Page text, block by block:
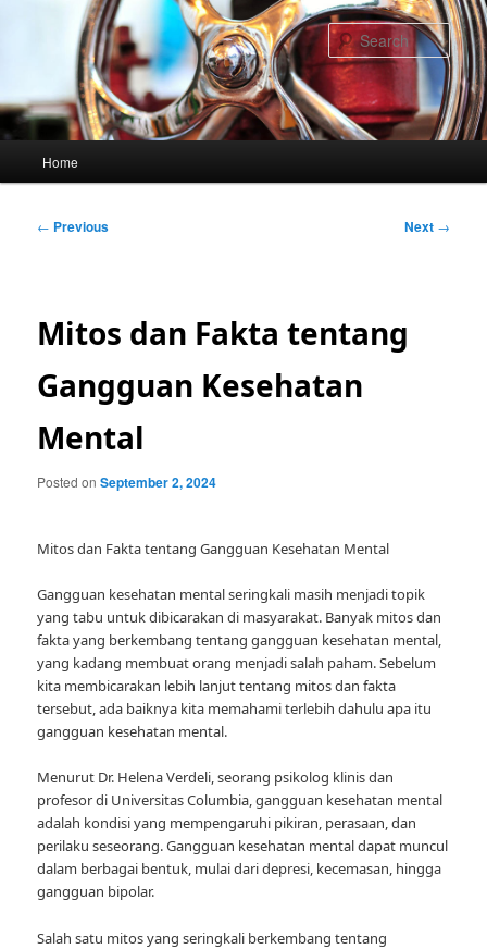
Home
Post
← Previous Next →
Mitos dan Fakta tentang
Gangguan Kesehatan
Mental
Posted onSeptember 2, 2024
Mitos dan Fakta tentang Gangguan Kesehatan Mental
Gangguan kesehatan mental seringkali masih menjadi topik
yang tabu untuk dibicarakan di masyarakat. Banyak mitos dan
fakta yang berkembang tentang gangguan kesehatan mental,
yang kadang membuat orang menjadi salah paham. Sebelum
kita membicarakan lebih lanjut tentang mitos dan fakta
tersebut, ada baiknya kita memahami terlebih dahulu apa itu
gangguan kesehatan mental.
Menurut Dr. Helena Verdeli, seorang psikolog klinis dan
profesor di Universitas Columbia, gangguan kesehatan mental
adalah kondisi yang mempengaruhi pikiran, perasaan, dan
perilaku seseorang. Gangguan kesehatan mental dapat muncul
dalam berbagai bentuk, mulai dari depresi, kecemasan, hingga
gangguan bipolar.
Salah satu mitos yang seringkali berkembang tentang